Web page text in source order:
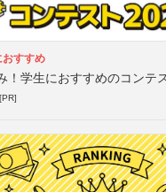
おすすめ
！学生におすすめのコンテ
[PR]